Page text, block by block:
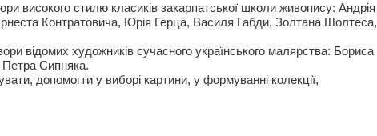
високого стилю класиків закарпатської школи живопису: Андрія
Контратовича, Юрія Герца, Василя Габди, Золтана Шолтеса,
відомих художників сучасного українського малярства: Бориса
Сипняка.
допомогти у виборі картини, у формуванні колекції,